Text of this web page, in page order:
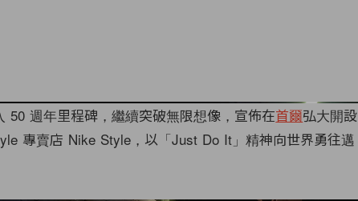
50 週年里程碑，繼續突破無限想像，宣佈在首爾弘大開設
專賣店 Nike Style，以「Just Do It」精神向世界勇往邁